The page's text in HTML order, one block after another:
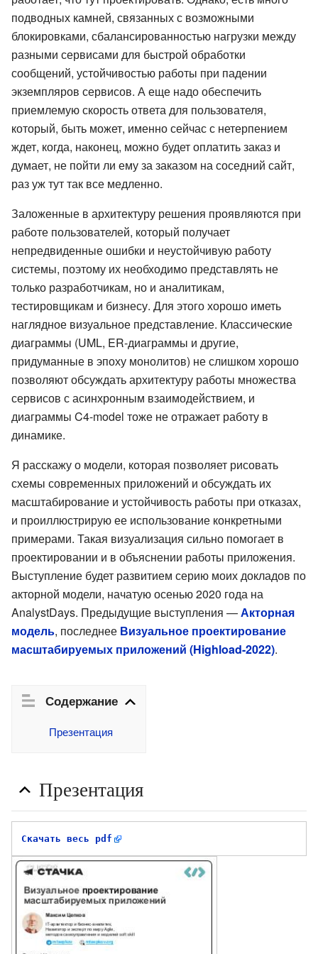
подводных камней, связанных с возможными
блокировками, сбалансированностью нагрузки между
разными сервисами для быстрой обработки
сообщений, устойчивостью работы при падении
экземпляров сервисов. А еще надо обеспечить
приемлемую скорость ответа для пользователя,
который, быть может, именно сейчас с нетерпением
ждет, когда, наконец, можно будет оплатить заказ и
думает, не пойти ли ему за заказом на соседний сайт,
раз уж тут так все медленно.
Заложенные в архитектуру решения проявляются при
работе пользователей, который получает
непредвиденные ошибки и неустойчивую работу
системы, поэтому их необходимо представлять не
только разработчикам, но и аналитикам,
тестировщикам и бизнесу. Для этого хорошо иметь
наглядное визуальное представление. Классические
диаграммы (UML, ER-диаграммы и другие,
придуманные в эпоху монолитов) не слишком хорошо
позволяют обсуждать архитектуру работы множества
сервисов с асинхронным взаимодействием, и
диаграммы C4-model тоже не отражает работу в
динамике.
Я расскажу о модели, которая позволяет рисовать
схемы современных приложений и обсуждать их
масштабирование и устойчивость работы при отказах,
и проиллюстрирую ее использование конкретными
примерами. Такая визуализация сильно помогает в
проектировании и в объяснении работы приложения.
Выступление будет развитием серию моих докладов по
акторной модели, начатую осенью 2020 года на
AnalystDays. Предыдущие выступления —Акторная
модель, последнее Визуальное проектирование
масштабируемых приложений (Highload-2022).
Содержание
Презентация
Презентация
Скачать весь pdf